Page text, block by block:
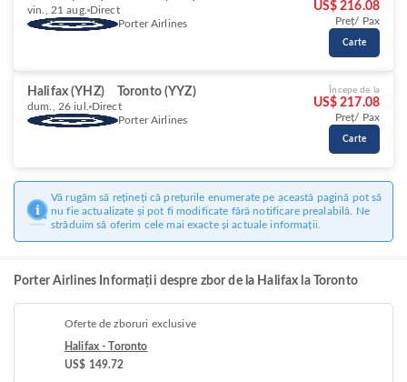
vin., 21 aug. Direct
Porter Airlines
US$ 216.08
Preț/ Pax
Carte
Halifax (YHZ) Toronto (YYZ)
dum., 26 iul.
Direct
Porter Airlines
Începe de la
US$ 217.08
Preț/ Pax
Carte
Vă rugăm să rețineți că prețurile enumerate pe această pagină pot să
nu fie actualizate și pot fi modificate fără notificare prealabilă. Ne
străduim să oferim cele mai exacte și actuale informații.
Porter Airlines Informații despre zbor de la Halifax la Toronto
Oferte de zboruri exclusive
Halifax - Toronto
US$ 149.72